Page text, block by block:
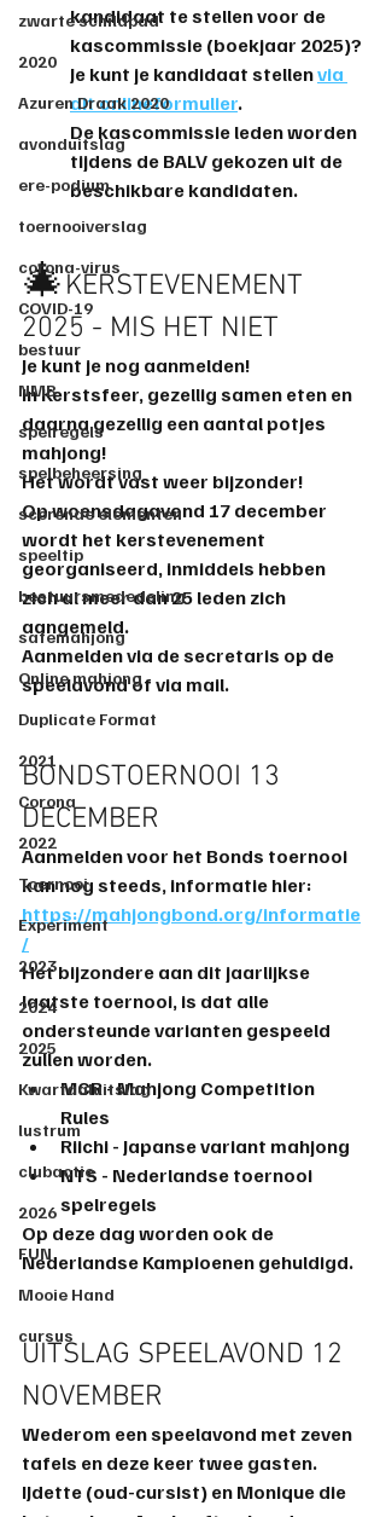
zwarte schildpad
2020
Azuren Draak 2020
avonduitslag
ere-podium
toernooiverslag
corona-virus
COVID-19
bestuur
NMB
spelregels
spelbeheersing
scorende elementen
speeltip
bestuursmededeling
safemahjong
Online mahjong
Duplicate Format
2021
Corona
2022
Toernooi
Experiment
2023
2024
2025
Kwartaaluitslag
lustrum
clubactie
2026
FUN
Mooie Hand
cursus
kandidaat te stellen voor de
kascommissie (boekjaar 2025)?
Je kunt je kandidaat stellen via
dit onlineformulier.
De kascommissie leden worden
tijdens de BALV gekozen uit de
beschikbare kandidaten.
🎄KERSTEVENEMENT
2025 - MIS HET NIET
Je kunt je nog aanmelden!
In Kerstsfeer, gezellig samen eten en
daarna gezellig een aantal potjes
mahjong!
Het wordt vast weer bijzonder!
Op woensdagavond 17 december
wordt het kerstevenement
georganiseerd, inmiddels hebben
zich al meer dan 25 leden zich
aangemeld.
Aanmelden via de secretaris op de
speelavond of via mail.
BONDSTOERNOOI 13
DECEMBER
Aanmelden voor het Bonds toernooi
kan nog steeds, informatie hier:
https://mahjongbond.org/informatie
/
Het bijzondere aan dit jaarlijkse
laatste toernooi, is dat alle
ondersteunde varianten gespeeld
zullen worden.
MCR - Mahjong Competition
Rules
Riichi - Japanse variant mahjong
NTS - Nederlandse toernooi
spelregels
Op deze dag worden ook de
Nederlandse Kampioenen gehuldigd.
UITSLAG SPEELAVOND 12
NOVEMBER
Wederom een speelavond met zeven
tafels en deze keer twee gasten.
IJdette (oud-cursist) en Monique die